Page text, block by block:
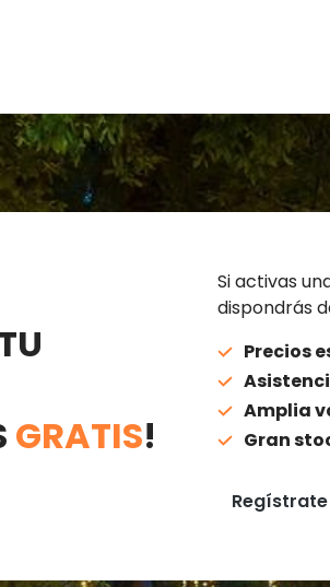
GRATIS!
Si activas
dispondrás
Precios
Amplia
Gran